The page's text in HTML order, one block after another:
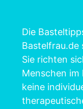
Die
Bastelfrau.de
Sie richten
Menschen
keine